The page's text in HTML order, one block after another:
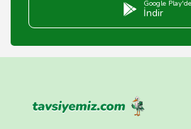
Google
İndir